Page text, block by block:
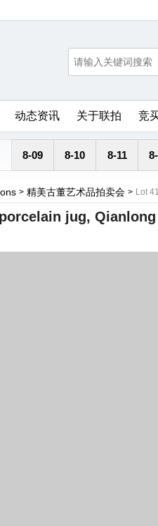
动态资讯 关于联拍 竞
8-09 8-10 8-11
> 精美古董艺术品拍卖会 > Lot
jug,